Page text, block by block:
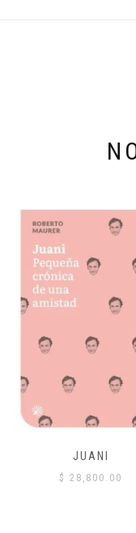
JUANI
$ 28,800.00